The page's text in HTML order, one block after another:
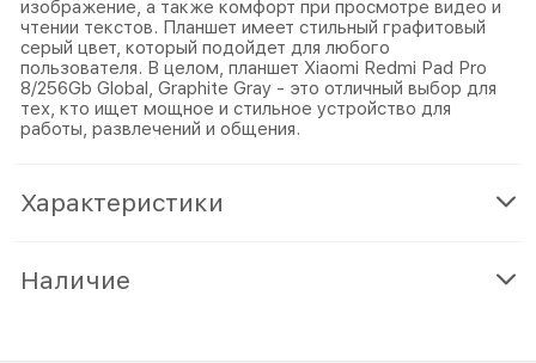
изображение, а также комфорт при просмотре видео и
чтении текстов. Планшет имеет стильный графитовый
серый цвет, который подойдет для любого
пользователя. В целом, планшет Xiaomi Redmi Pad Pro
8/256Gb Global, Graphite Gray - это отличный выбор для
тех, кто ищет мощное и стильное устройство для
работы, развлечений и общения.
Характеристики
Наличие